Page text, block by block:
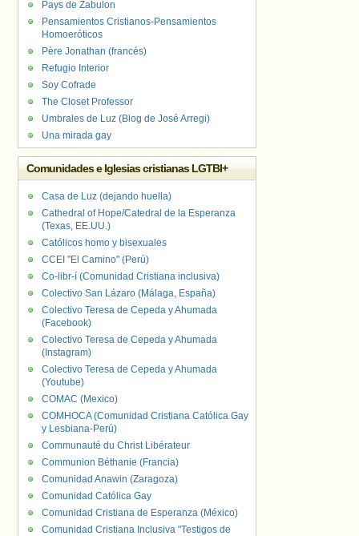
Pays de Zabulon
Pensamientos Cristianos-Pensamientos
Homoeróticos
Père Jonathan (francés)
Refugio Interior
Soy Cofrade
The Closet Professor
Umbrales de Luz (Blog de José Arregi)
Una mirada gay
Comunidades e Iglesias cristianas LGTBI+
Casa de Luz (dejando huella)
Cathedral of Hope/Catedral de la Esperanza
(Texas, EE.UU.)
Católicos homo y bisexuales
CCEI "El Camino" (Perú)
Co-libr-í (Comunidad Cristiana inclusiva)
Colectivo San Lázaro (Málaga, España)
Colectivo Teresa de Cepeda y Ahumada
(Facebook)
Colectivo Teresa de Cepeda y Ahumada
(Instagram)
Colectivo Teresa de Cepeda y Ahumada
(Youtube)
COMAC (Mexico)
COMHOCA (Comunidad Cristiana Católica Gay
y Lesbiana-Perú)
Communauté du Christ Libérateur
Communion Béthanie (Francia)
Comunidad Anawin (Zaragoza)
Comunidad Católica Gay
Comunidad Cristiana de Esperanza (México)
Comunidad Cristiana Inclusiva "Testigos de